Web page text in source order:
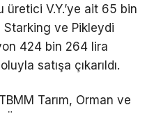
V.Y.’ye ait 65 bin
ve Pikleydi
424 bin 264 lira
satışa çıkarıldı.
Tarım, Orman ve